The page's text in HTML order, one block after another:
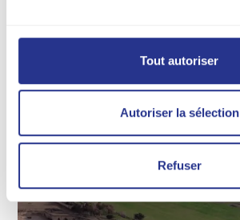
Tout autoriser
Autoriser la sélection
Refuser